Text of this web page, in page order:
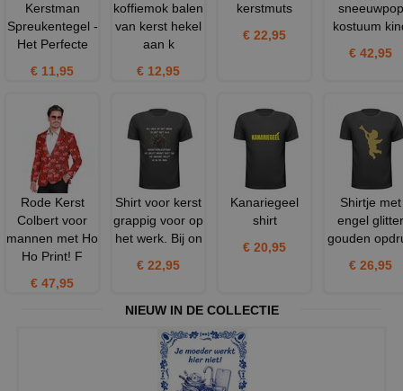
Kerstman
Spreukentegel -
Het Perfecte
€ 11,95
koffiemok balen
van kerst hekel
aan k
€ 12,95
kerstmuts
€ 22,95
sneeuwpop
kostuum
€ 42,95
Rode Kerst
Colbert voor
mannen met Ho
Ho Print! F
€ 47,95
Shirt voor kerst
grappig voor op
het werk. Bij on
€ 22,95
Kanariegeel
shirt
€ 20,95
Shirtje met
engel glitter
gouden
€ 26,95
NIEUW IN DE COLLECTIE